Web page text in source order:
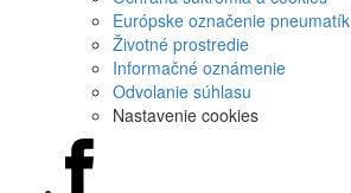
Európske označenie pneumatík
Životné prostredie
Informačné oznámenie
Odvolanie súhlasu
Nastavenie cookies